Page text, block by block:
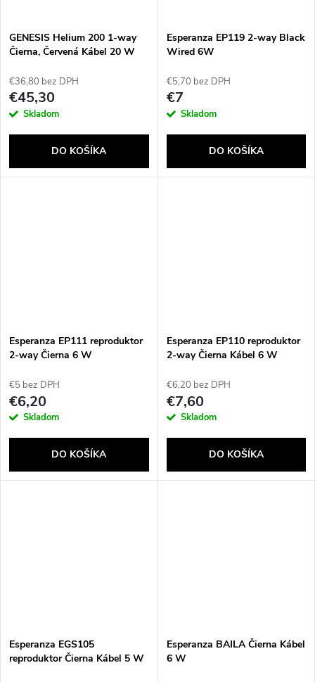
GENESIS Helium 200 1-way
Čierna, Červená Kábel 20 W
€36,80 bez DPH
€45,30
Skladom
DO KOŠÍKA
Esperanza EP119 2-way Black
Wired 6W
€5,70 bez DPH
€7
Skladom
DO KOŠÍKA
Esperanza EP111 reproduktor
2-way Čierna 6 W
€5 bez DPH
€6,20
Skladom
DO KOŠÍKA
Esperanza EP110 reproduktor
2-way Čierna Kábel 6 W
€6,20 bez DPH
€7,60
Skladom
DO KOŠÍKA
Esperanza EGS105
reproduktor Čierna Kábel 5 W
Esperanza BAILA Čierna Kábel
6 W